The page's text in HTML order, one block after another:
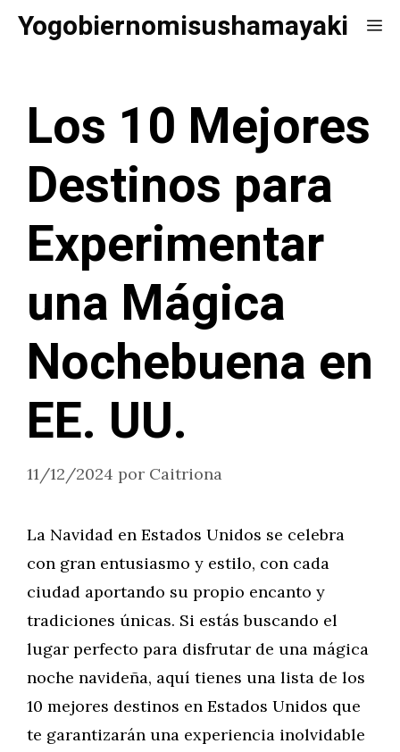
SaltarYogobiernomisushamayaki
Los 10 Mejores
Destinos para
Experimentar
una Mágica
Nochebuena en
EE. UU.
11/12/2024 por Caitriona
La Navidad en Estados Unidos se celebra
con gran entusiasmo y estilo, con cada
ciudad aportando su propio encanto y
tradiciones únicas. Si estás buscando el
lugar perfecto para disfrutar de una mágica
noche navideña, aquí tienes una lista de los
10 mejores destinos en Estados Unidos que
te garantizarán una experiencia inolvidable